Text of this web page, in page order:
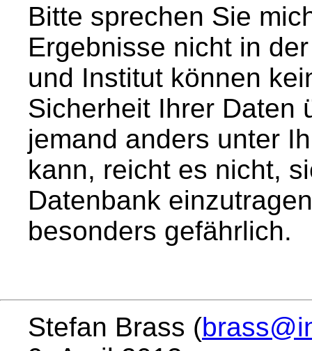
Bitte sprechen Sie
Ergebnisse nicht in
und Institut können
Sicherheit Ihrer Daten
jemand anders unter
kann, reicht es nicht,
Datenbank
besonders gefährlich.
Stefan Brass (